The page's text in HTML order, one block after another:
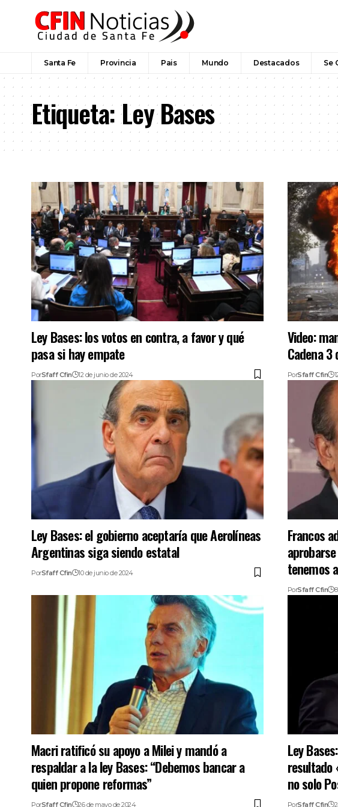
Santa Fe Provincia Pais Mundo Destacados Se
Etiqueta:Ley Bases
Ley Bases: los votos en contra, a favor y qué
pasa si hay empate
PorSfaff Cfin 12 de junio de 2024
Video:
Cadena 3
PorSfaff Cfin
Ley Bases: el gobierno aceptaría que Aerolíneas
Argentinas siga siendo estatal
PorSfaff Cfin 10 de junio de 2024
Francos
tenemos
PorSfaff Cfin
Macri ratificó su apoyo a Milei y mandó a
respaldar a la ley Bases: “Debemos bancar a
quien propone reformas”
PorSfaff Cfin 26 de mayo de 2024
Ley
resultado
no solo
PorSfaff Cfin